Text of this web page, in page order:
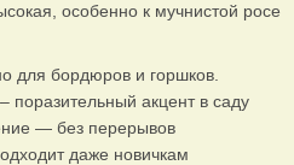
особенно к мучнистой росе
для бордюров и горшков.
акцент в саду
— без перерывов
даже новичкам